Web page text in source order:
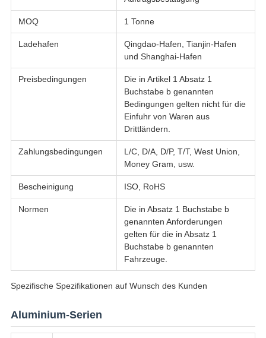
MOQ 1 Tonne
Ladehafen
Qingdao-Hafen, Tianjin-Hafen
und Shanghai-Hafen
Preisbedingungen
Die in Artikel 1 Absatz 1
Buchstabe b genannten
Bedingungen gelten nicht für die
Einfuhr von Waren aus
Drittländern.
Zahlungsbedingungen
L/C, D/A, D/P, T/T, West Union,
Money Gram, usw.
Bescheinigung ISO, RoHS
Normen
Die in Absatz 1 Buchstabe b
genannten Anforderungen
gelten für die in Absatz 1
Buchstabe b genannten
Fahrzeuge.
Spezifische Spezifikationen auf Wunsch des Kunden
Aluminium-Serien